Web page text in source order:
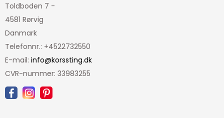
Toldboden 7 -
4581 Rørvig
Danmark
Telefonnr.: +4522732550
E-mail: info@korssting.dk
CVR-nummer: 33983255